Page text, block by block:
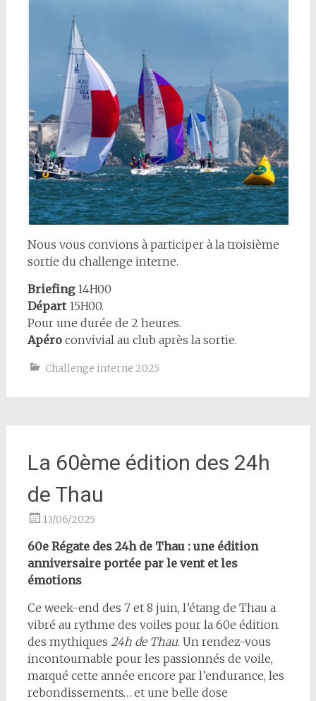
Nous vous convions à participer à la troisième
sortie du challenge interne.
Briefing 14H00
Départ 15H00.
Pour une durée de 2 heures.
Apéro convivial au club après la sortie.
Challenge interne 2025
La 60ème édition des 24h
de Thau
13/06/2025
60e Régate des 24h de Thau : une édition
anniversaire portée par le vent et les
émotions
Ce week-end des 7 et 8 juin, l’étang de Thau a
vibré au rythme des voiles pour la 60e édition
des mythiques 24h de Thau. Un rendez-vous
incontournable pour les passionnés de voile,
marqué cette année encore par l’endurance, les
rebondissements… et une belle dose